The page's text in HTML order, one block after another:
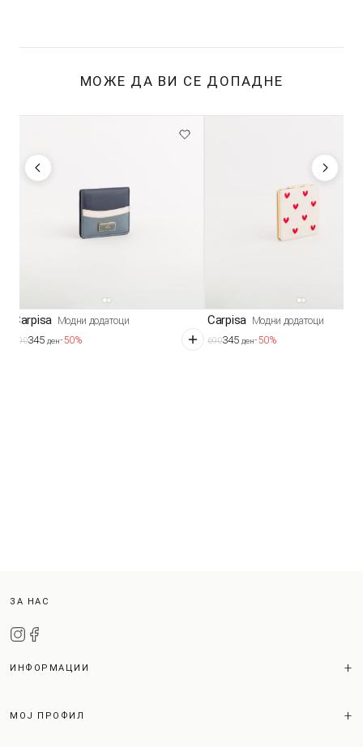
МОЖЕ ДА ВИ СЕ ДОПАДНЕ
Carpisa Модни додатоци
690345 ден-50%
Carpisa Модни додатоци
690345 ден-50%
ЗА НАС
ИНФОРМАЦИИ
МОЈ ПРОФИЛ